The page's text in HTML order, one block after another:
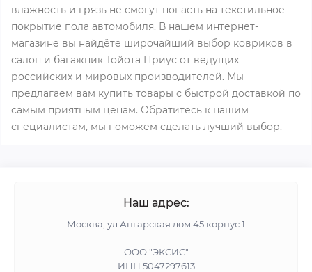
влажность и грязь не смогут попасть на текстильное
покрытие пола автомобиля. В нашем интернет-
магазине вы найдёте широчайший выбор ковриков в
салон и багажник Тойота Приус от ведущих
российских и мировых производителей. Мы
предлагаем вам купить товары с быстрой доставкой по
самым приятным ценам. Обратитесь к нашим
специалистам, мы поможем сделать лучший выбор.
Наш адрес:
Москва, ул Ангарская дом 45 корпус 1
ООО "ЭКСИС"
ИНН 5047297613